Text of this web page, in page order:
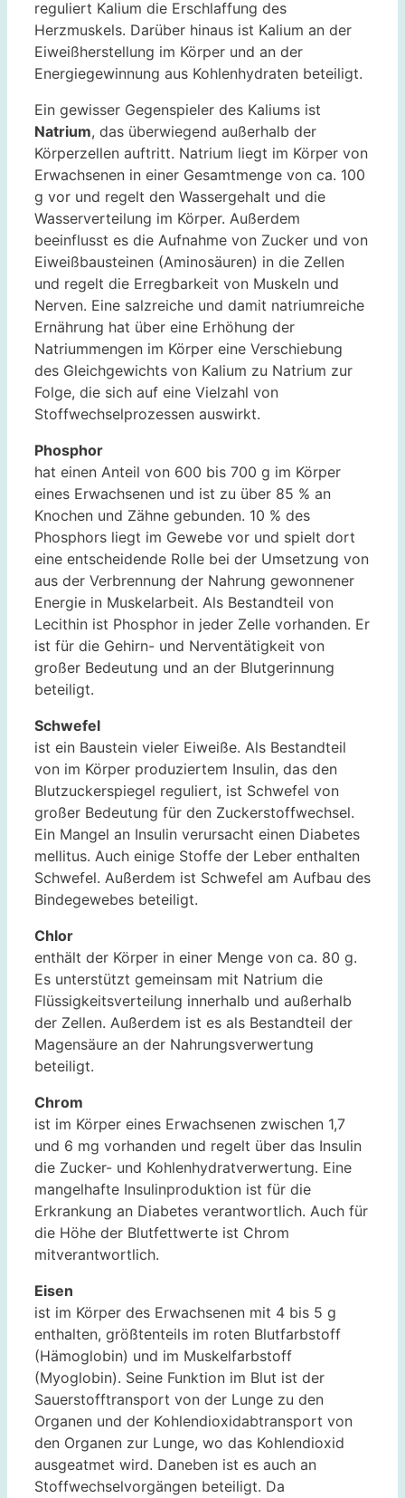
reguliert Kalium die Erschlaffung des
Herzmuskels. Darüber hinaus ist Kalium an der
Eiweißherstellung im Körper und an der
Energiegewinnung aus Kohlenhydraten beteiligt.
Ein gewisser Gegenspieler des Kaliums ist
Natrium, das überwiegend außerhalb der
Körperzellen auftritt. Natrium liegt im Körper von
Erwachsenen in einer Gesamtmenge von ca. 100
g vor und regelt den Wassergehalt und die
Wasserverteilung im Körper. Außerdem
beeinflusst es die Aufnahme von Zucker und von
Eiweißbausteinen (Aminosäuren) in die Zellen
und regelt die Erregbarkeit von Muskeln und
Nerven. Eine salzreiche und damit natriumreiche
Ernährung hat über eine Erhöhung der
Natriummengen im Körper eine Verschiebung
des Gleichgewichts von Kalium zu Natrium zur
Folge, die sich auf eine Vielzahl von
Stoffwechselprozessen auswirkt.
Phosphor
hat einen Anteil von 600 bis 700 g im Körper
eines Erwachsenen und ist zu über 85 % an
Knochen und Zähne gebunden. 10 % des
Phosphors liegt im Gewebe vor und spielt dort
eine entscheidende Rolle bei der Umsetzung von
aus der Verbrennung der Nahrung gewonnener
Energie in Muskelarbeit. Als Bestandteil von
Lecithin ist Phosphor in jeder Zelle vorhanden. Er
ist für die Gehirn- und Nerventätigkeit von
großer Bedeutung und an der Blutgerinnung
beteiligt.
Schwefel
ist ein Baustein vieler Eiweiße. Als Bestandteil
von im Körper produziertem Insulin, das den
Blutzuckerspiegel reguliert, ist Schwefel von
großer Bedeutung für den Zuckerstoffwechsel.
Ein Mangel an Insulin verursacht einen Diabetes
mellitus. Auch einige Stoffe der Leber enthalten
Schwefel. Außerdem ist Schwefel am Aufbau des
Bindegewebes beteiligt.
Chlor
enthält der Körper in einer Menge von ca. 80 g.
Es unterstützt gemeinsam mit Natrium die
Flüssigkeitsverteilung innerhalb und außerhalb
der Zellen. Außerdem ist es als Bestandteil der
Magensäure an der Nahrungsverwertung
beteiligt.
Chrom
ist im Körper eines Erwachsenen zwischen 1,7
und 6 mg vorhanden und regelt über das Insulin
die Zucker- und Kohlenhydratverwertung. Eine
mangelhafte Insulinproduktion ist für die
Erkrankung an Diabetes verantwortlich. Auch für
die Höhe der Blutfettwerte ist Chrom
mitverantwortlich.
Eisen
ist im Körper des Erwachsenen mit 4 bis 5 g
enthalten, größtenteils im roten Blutfarbstoff
(Hämoglobin) und im Muskelfarbstoff
(Myoglobin). Seine Funktion im Blut ist der
Sauerstofftransport von der Lunge zu den
Organen und der Kohlendioxidabtransport von
den Organen zur Lunge, wo das Kohlendioxid
ausgeatmet wird. Daneben ist es auch an
Stoffwechselvorgängen beteiligt. Da